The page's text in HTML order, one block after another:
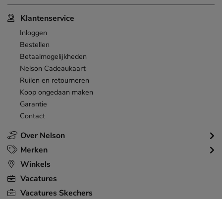
Over Nelson
Klantenservice
Inloggen
Bestellen
Betaalmogelijkheden
Nelson Cadeaukaart
Ruilen en retourneren
Koop ongedaan maken
Garantie
Contact
Merken
Winkels
Vacatures
Vacatures Skechers